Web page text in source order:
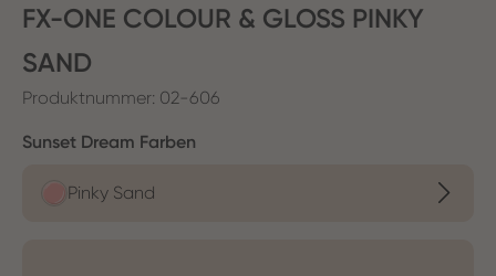
FX-ONE COLOUR & GLOSS PINKY
SAND
Produktnummer: 02-606
Sunset Dream Farben
Pinky Sand